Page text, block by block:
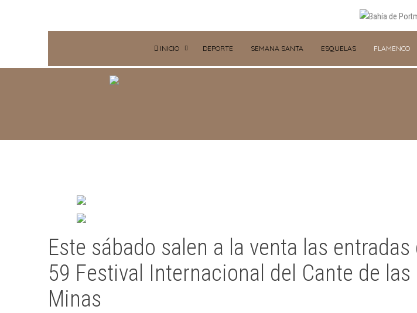
INICIO DEPORTE SEMANA SANTA ESQUELAS FLAMENCO
Este sábado salen a la venta las entradas
59 Festival Internacional del Cante de las
Minas